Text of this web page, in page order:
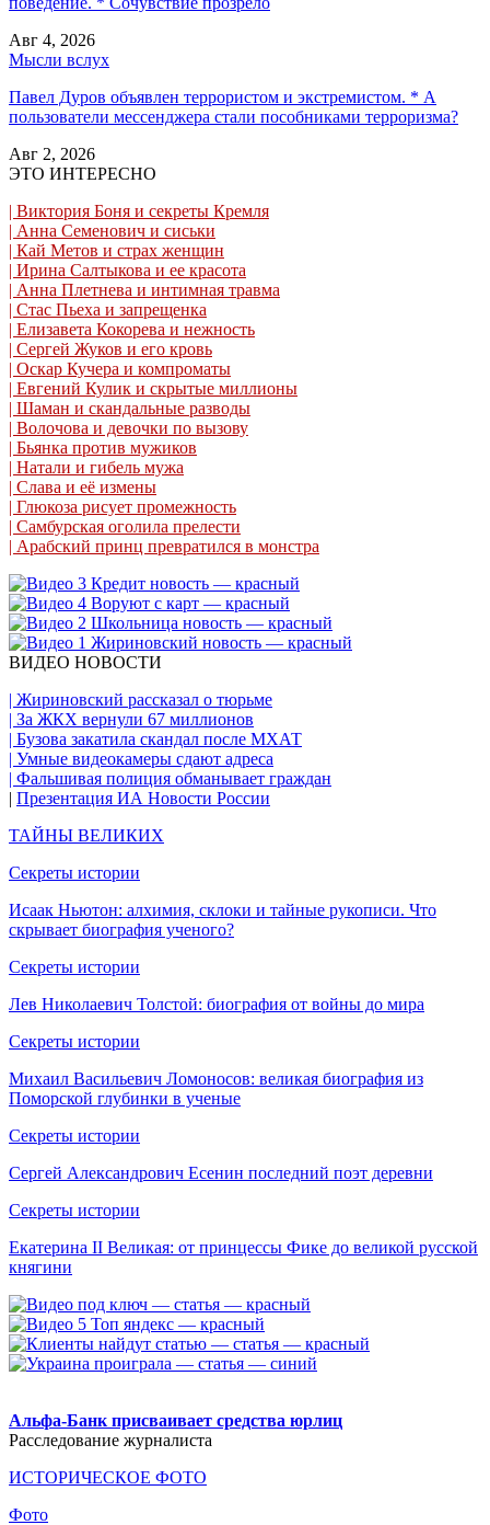
Авг 4, 2026
Мысли вслух
Павел Дуров объявлен террористом и экстремистом. * А
пользователи мессенджера стали пособниками терроризма?
Авг 2, 2026
ЭТО ИНТЕРЕСНО
| Виктория Боня и секреты Кремля
| Анна Семенович и сиськи
| Кай Метов и страх женщин
| Ирина Салтыкова и ее красота
| Анна Плетнева и интимная травма
| Стас Пьеха и запрещенка
| Елизавета Кокорева и нежность
| Сергей Жуков и его кровь
| Оскар Кучера и компроматы
| Евгений Кулик и скрытые миллионы
| Шаман и скандальные разводы
| Волочова и девочки по вызову
| Бьянка против мужиков
| Натали и гибель мужа
| Слава и её измены
| Глюкоза рисует промежность
| Самбурская оголила прелести
| Арабский принц превратился в монстра
ВИДЕО НОВОСТИ
| Жириновский рассказал о тюрьме
| За ЖКХ вернули 67 миллионов
| Бузова закатила скандал после МХАТ
| Умные видеокамеры сдают адреса
| Фальшивая полиция обманывает граждан
| Презентация ИА Новости России
ТАЙНЫ ВЕЛИКИХ
Секреты истории
Исаак Ньютон: алхимия, склоки и тайные рукописи. Что
скрывает биография ученого?
Секреты истории
Лев Николаевич Толстой: биография от войны до мира
Секреты истории
Михаил Васильевич Ломоносов: великая биография из
Поморской глубинки в ученые
Секреты истории
Сергей Александрович Есенин последний поэт деревни
Секреты истории
Екатерина II Великая: от принцессы Фике до великой русской
княгини
Альфа-Банк присваивает средства юрлиц
Расследование журналиста
ИСТОРИЧЕСКОЕ ФОТО
Фото